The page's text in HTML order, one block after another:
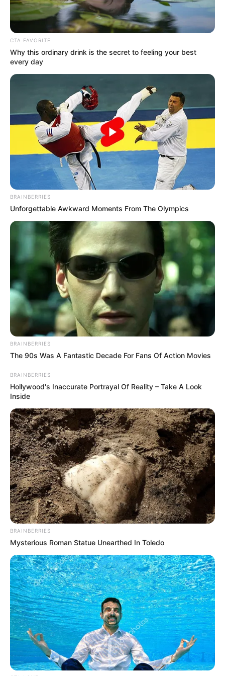
Detail
Judul: Once Upon a Small Town / 어쩌다 전원일기
Judul Lain: Country Diary By Chance / Unexpected Country
Diary / Eojjeodaga Jeonwonilgi / Accidental Country Diary
Negara: Korea Selatan
Sutradara: Kwon Seok Jang
Produser: –
Penulis Naskah: Baek Eun Kyeong
Rumah Produksi: Kakao Entertainment
Channel TV: Daum Kakao TV
Jumlah Episode: 12
Masa Tayang: 5 September 2022 – 28 September 2022
Jadwal Tayang: Setiap Senin – Rabu
(foto: daumkakaotv)
Sinopsis
Mengisahkan tentang Han Ji Yool bekerja sebagai dokter hewan
di Seoul. Suatu hari, dia menerima telepon dari kakeknya.
Kakeknya tidak menyebutkan secara spesifik, tetapi suaranya
terdengar serius. Han Ji Yool memutuskan untuk pergi ke Desa
Heedong, tempat kakeknya tinggal dan menjalankan klinik
CTA FAVORITE
Why this ordinary drink is the secret to feeling your best
every day
BRAINBERRIES
Unforgettable Awkward Moments From The Olympics
BRAINBERRIES
The 90s Was A Fantastic Decade For Fans Of Action Movies
BRAINBERRIES
Hollywood's Inaccurate Portrayal Of Reality – Take A Look
Inside
BRAINBERRIES
Mysterious Roman Statue Unearthed In Toledo